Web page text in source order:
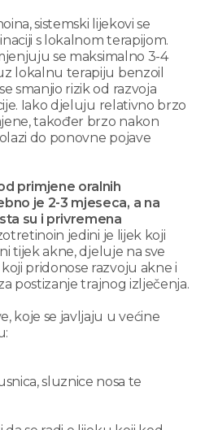
sistemski lijekovi se
s lokalnom terapijom.
se maksimalno 3-4
lokalnu terapiju benzoil
smanjio rizik od razvoja
Iako djeluju relativno brzo
također brzo nakon
do ponovne pojave
primjene oralnih
je 2-3 mjeseca, a na
su i privremena
jedini je lijek koji
tijek akne, djeluje na sve
pridonose razvoju akne i
postizanje trajnog izlječenja.
koje se javljaju u većine
sluznice nosa te